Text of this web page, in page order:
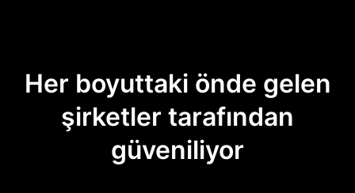
Her boyuttaki önde gelen
şirketler tarafından
güveniliyor